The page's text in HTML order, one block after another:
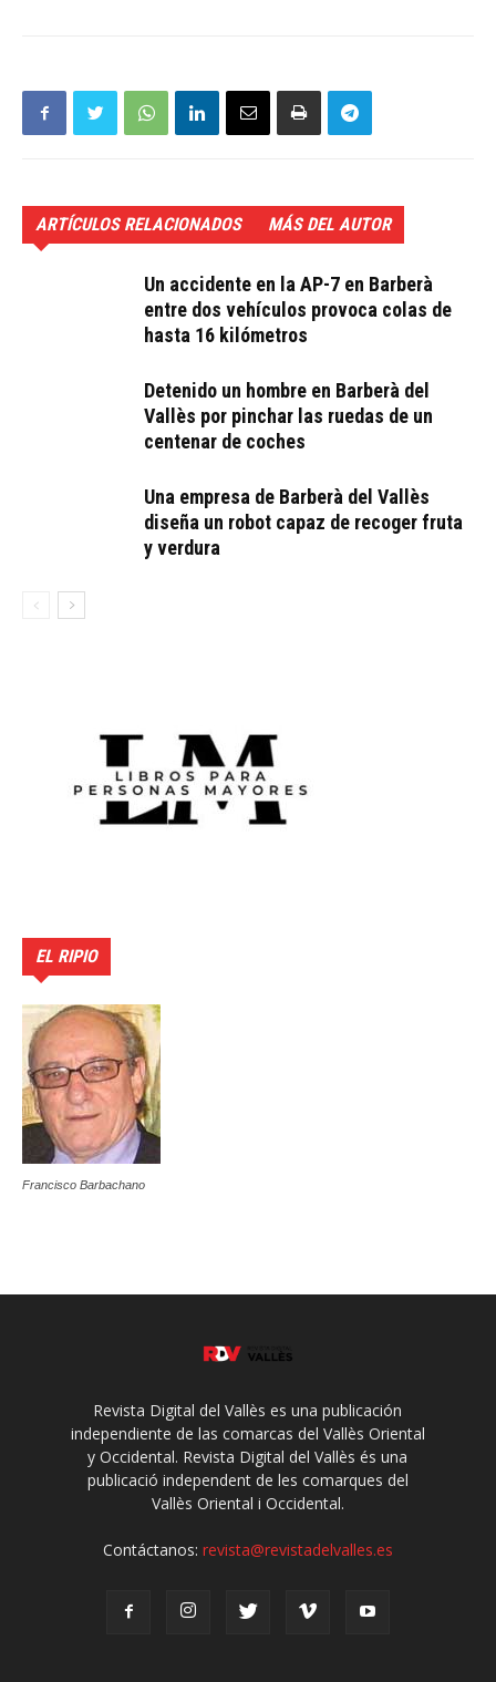
ARTÍCULOS RELACIONADOS MÁS DEL AUTOR
Un accidente en la AP-7 en Barberà
entre dos vehículos provoca colas de
hasta 16 kilómetros
Detenido un hombre en Barberà del
Vallès por pinchar las ruedas de un
centenar de coches
Una empresa de Barberà del Vallès
diseña un robot capaz de recoger fruta
y verdura
EL RIPIO
Francisco Barbachano
Revista Digital del Vallès es una publicación
independiente de las comarcas del Vallès Oriental
y Occidental. Revista Digital del Vallès és una
publicació independent de les comarques del
Vallès Oriental i Occidental.
Contáctanos: revista@revistadelvalles.es